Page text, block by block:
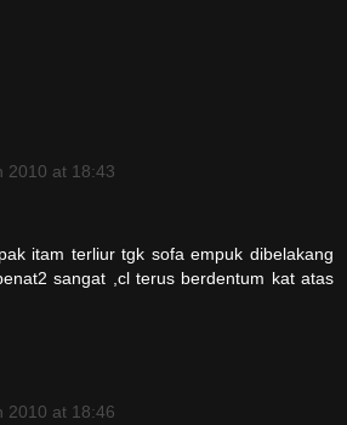
2010 at 18:43
itam terliur tgk sofa empuk dibelakang
sangat ,cl terus berdentum kat atas
2010 at 18:46